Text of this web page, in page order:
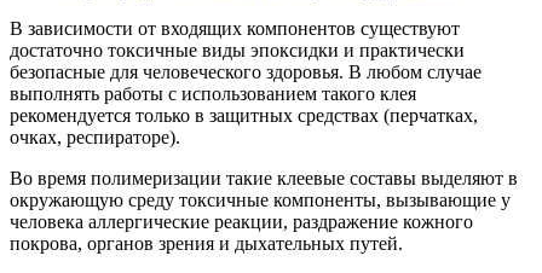
В зависимости от входящих компонентов существуют
достаточно токсичные виды эпоксидки и практически
безопасные для человеческого здоровья. В любом случае
выполнять работы с использованием такого клея
рекомендуется только в защитных средствах (перчатках,
очках, респираторе).
Во время полимеризации такие клеевые составы выделяют в
окружающую среду токсичные компоненты, вызывающие у
человека аллергические реакции, раздражение кожного
покрова, органов зрения и дыхательных путей.